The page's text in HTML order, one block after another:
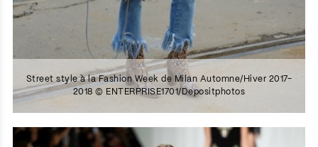
Street style à la Fashion Week de Milan Automne/Hiver 2017-
2018 © ENTERPRISE1701/Depositphotos